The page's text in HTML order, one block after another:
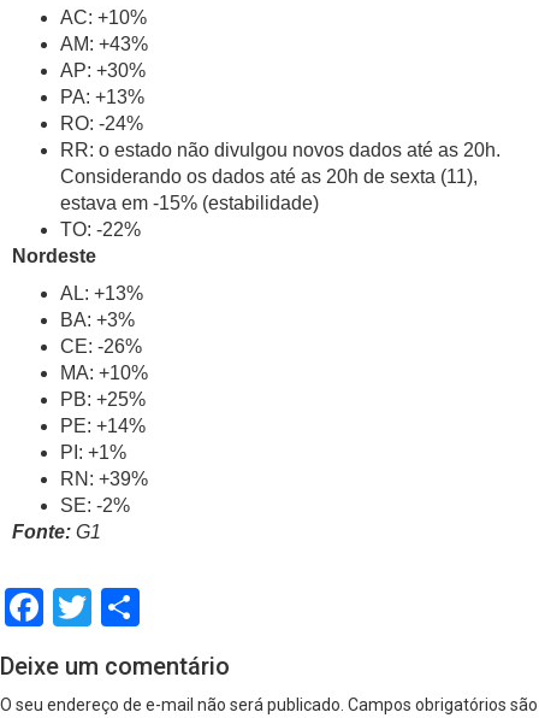
AC: +10%
AM: +43%
AP: +30%
PA: +13%
RO: -24%
RR: o estado não divulgou novos dados até as 20h.
Considerando os dados até as 20h de sexta (11),
estava em -15% (estabilidade)
TO: -22%
Nordeste
AL: +13%
BA: +3%
CE: -26%
MA: +10%
PB: +25%
PE: +14%
PI: +1%
RN: +39%
SE: -2%
Fonte: G1
Facebook
Twitter
Deixe um comentário
O seu endereço de e-mail não será publicado. Campos obrigatórios são